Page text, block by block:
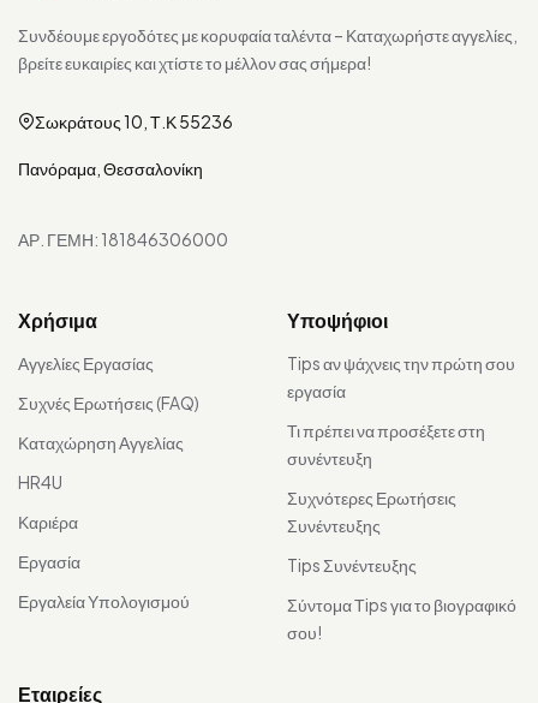
Συνδέουμε εργοδότες με κορυφαία ταλέντα – Καταχωρήστε αγγελίες,
βρείτε ευκαιρίες και χτίστε το μέλλον σας σήμερα!
Σωκράτους 10, Τ.Κ 55236
Πανόραμα, Θεσσαλονίκη
ΑΡ. ΓΕΜΗ: 181846306000
Χρήσιμα
Αγγελίες Εργασίας
Συχνές Ερωτήσεις (FAQ)
Καταχώρηση Αγγελίας
HR4U
Καριέρα
Εργασία
Εργαλεία Υπολογισμού
Υποψήφιοι
Tips αν ψάχνεις την πρώτη σου
εργασία
Τι πρέπει να προσέξετε στη
συνέντευξη
Συχνότερες Ερωτήσεις
Συνέντευξης
Tips Συνέντευξης
Σύντομα Τips για το βιογραφικό
σου!
Εταιρείες